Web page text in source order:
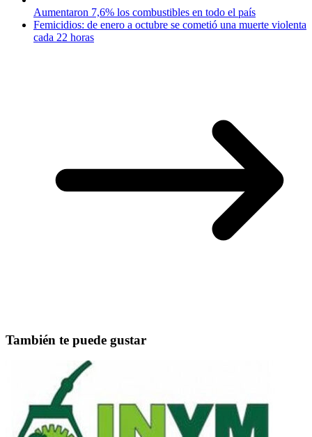
Aumentaron 7,6% los combustibles en todo el país
Femicidios: de enero a octubre se cometió una muerte violenta
cada 22 horas
También te puede gustar